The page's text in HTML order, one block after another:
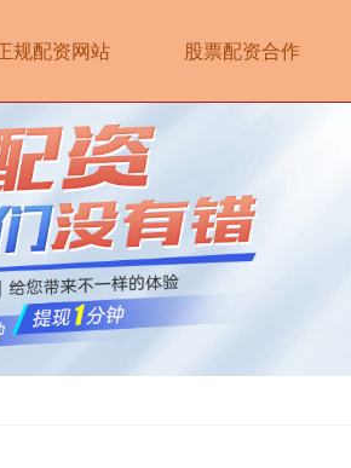
规配资网站 股票配资合作